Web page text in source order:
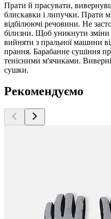
Прати й прасувати,
блискавки і липучки. Прати
відбілюючі речовини. Не
білизни. Щоб уникнути зміни
вийняти з пральної машини
прання. Барабанне сушіння
тенісними м'ячиками.
сушки.
Рекомендуємо